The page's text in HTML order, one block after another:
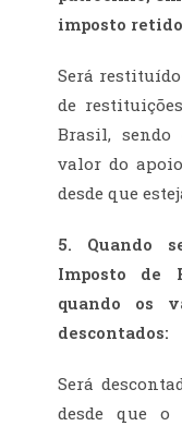
imposto
Será
de
Brasil, sendo
valor do
desde que
5. Quando
Imposto de
quando os
descontados:
Será
desde que o